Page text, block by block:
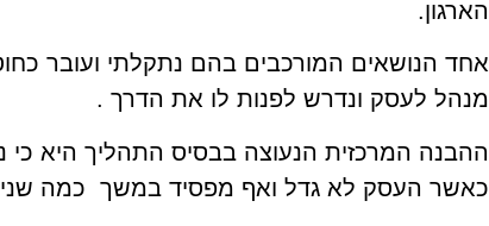
הארגון.
אחד הנושאים המורכבים בהם נתקלתי ועובר
מנהל לעסק ונדרש לפנות לו את הדרך .
ההבנה המרכזית הנעוצה בבסיס התהליך היא כי
כאשר העסק לא גדל ואף מפסיד במשך כמה